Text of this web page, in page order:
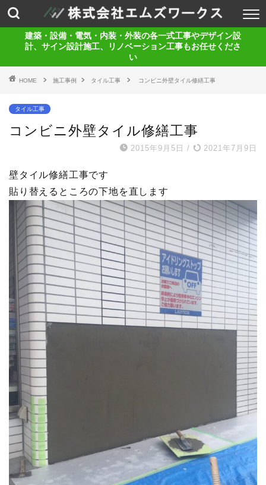
建築・設備・電気・内装・外装の各一式工事やデザイン設
計、サイン設計施工、リノベーション工事もお任せくださ
い
HOME 施工事例 タイル工事 コンビニ外壁タイル修繕工事
タイル工事
コンビニ外壁タイル修繕工事
2015年9月5日 / 2021年7月9日
壁タイル修繕工事です
貼り替えるところの下地を直します